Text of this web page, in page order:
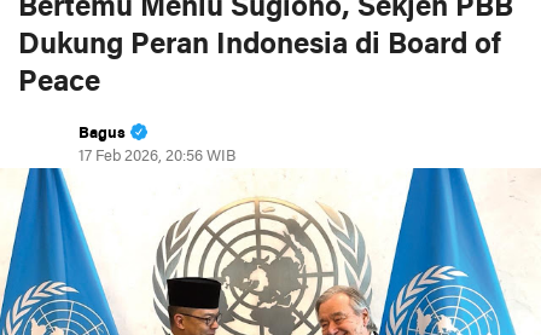
Bertemu Menlu Sugiono, Sekjen PBB
Dukung Peran Indonesia di Board of
Peace
Bagus
17 Feb 2026, 20:56 WIB